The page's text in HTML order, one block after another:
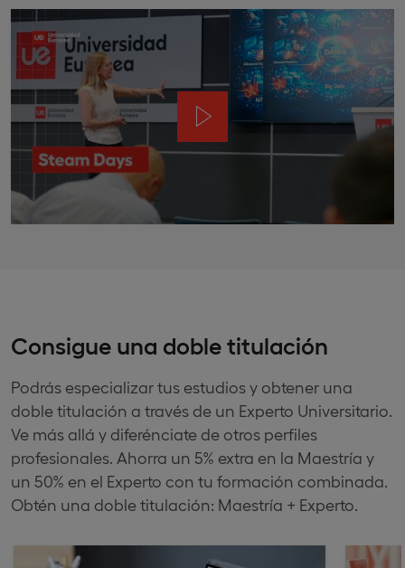
Consigue una doble titulación
Podrás especializar tus estudios y obtener una
doble titulación a través de un Experto Universitario.
Ve más allá y diferénciate de otros perfiles
profesionales. Ahorra un 5% extra en la Maestría y
un 50% en el Experto con tu formación combinada.
Obtén una doble titulación: Maestría + Experto.